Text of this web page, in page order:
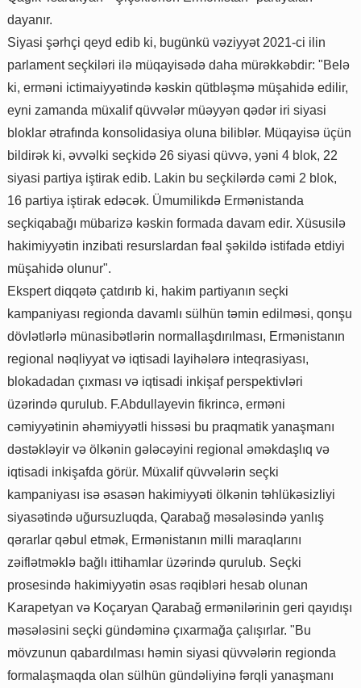
dayanır.
Siyasi şərhçi qeyd edib ki, bugünkü vəziyyət 2021-ci ilin
parlament seçkiləri ilə müqayisədə daha mürəkkəbdir: "Belə
ki, erməni ictimaiyyətində kəskin qütbləşmə müşahidə edilir,
eyni zamanda müxalif qüvvələr müəyyən qədər iri siyasi
bloklar ətrafında konsolidasiya oluna biliblər. Müqayisə üçün
bildirək ki, əvvəlki seçkidə 26 siyasi qüvvə, yəni 4 blok, 22
siyasi partiya iştirak edib. Lakin bu seçkilərdə cəmi 2 blok,
16 partiya iştirak edəcək. Ümumilikdə Ermənistanda
seçkiqabağı mübarizə kəskin formada davam edir. Xüsusilə
hakimiyyətin inzibati resurslardan fəal şəkildə istifadə etdiyi
müşahidə olunur".
Ekspert diqqətə çatdırıb ki, hakim partiyanın seçki
kampaniyası regionda davamlı sülhün təmin edilməsi, qonşu
dövlətlərlə münasibətlərin normallaşdırılması, Ermənistanın
regional nəqliyyat və iqtisadi layihələrə inteqrasiyası,
blokadadan çıxması və iqtisadi inkişaf perspektivləri
üzərində qurulub. F.Abdullayevin fikrincə, erməni
cəmiyyətinin əhəmiyyətli hissəsi bu praqmatik yanaşmanı
dəstəkləyir və ölkənin gələcəyini regional əməkdaşlıq və
iqtisadi inkişafda görür. Müxalif qüvvələrin seçki
kampaniyası isə əsasən hakimiyyəti ölkənin təhlükəsizliyi
siyasətində uğursuzluqda, Qarabağ məsələsində yanlış
qərarlar qəbul etmək, Ermənistanın milli maraqlarını
zəiflətməklə bağlı ittihamlar üzərində qurulub. Seçki
prosesində hakimiyyətin əsas rəqibləri hesab olunan
Karapetyan və Koçaryan Qarabağ ermənilərinin geri qayıdışı
məsələsini seçki gündəminə çıxarmağa çalışırlar. "Bu
mövzunun qabardılması həmin siyasi qüvvələrin regionda
formalaşmaqda olan sülhün gündəliyinə fərqli yanaşmanı